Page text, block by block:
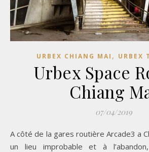
URBEX CHIANG MAI , URBEX
Urbex Space
Chiang
07/04/2019
A côté de la gares routière Arcade3 a Chiang Mai se trouve
un lieu improbable et à